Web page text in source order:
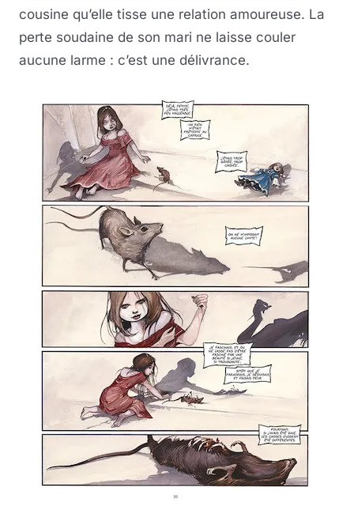
cousine qu’elle tisse une relation amoureuse. La
perte soudaine de son mari ne laisse couler
aucune larme : c’est une délivrance.